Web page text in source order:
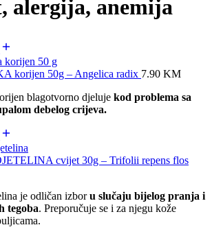
alergija, anemija
korijen 50g – Angelica radix 7.90 KM
blagotvorno djeluje kod problema sa
debelog crijeva.
cvijet 30g – Trifolii repens flos
je odličan izboru slučaju bijelog pranja i
tegoba. Preporučuje se i za njegu kože